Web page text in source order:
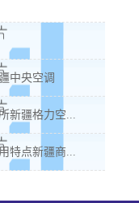
中央空调
新疆格力空...
特点新疆商...